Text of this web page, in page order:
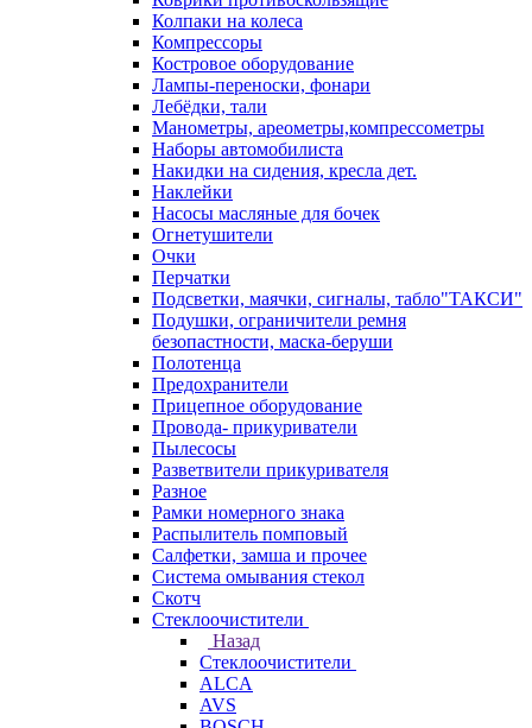
Колпаки на колеса
Компрессоры
Костровое оборудование
Лампы-переноски, фонари
Лебёдки, тали
Манометры, ареометры,компрессометры
Наборы автомобилиста
Накидки на сидения, кресла дет.
Наклейки
Насосы масляные для бочек
Огнетушители
Очки
Перчатки
Подсветки, маячки, сигналы, табло"ТАКСИ"
Подушки, ограничители ремня
безопастности, маска-беруши
Полотенца
Предохранители
Прицепное оборудование
Провода- прикуриватели
Пылесосы
Разветвители прикуривателя
Разное
Рамки номерного знака
Распылитель помповый
Салфетки, замша и прочее
Система омывания стекол
Скотч
Стеклоочистители
Назад
Стеклоочистители
ALCA
AVS